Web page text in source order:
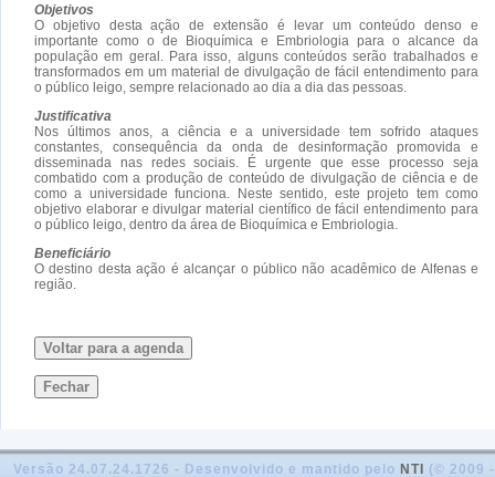
Objetivos
O objetivo desta ação de extensão é levar um conteúdo denso e
importante como o de Bioquímica e Embriologia para o alcance da
população em geral. Para isso, alguns conteúdos serão trabalhados e
transformados em um material de divulgação de fácil entendimento para
o público leigo, sempre relacionado ao dia a dia das pessoas.
Justificativa
Nos últimos anos, a ciência e a universidade tem sofrido ataques
constantes, consequência da onda de desinformação promovida e
disseminada nas redes sociais. É urgente que esse processo seja
combatido com a produção de conteúdo de divulgação de ciência e de
como a universidade funciona. Neste sentido, este projeto tem como
objetivo elaborar e divulgar material científico de fácil entendimento para
o público leigo, dentro da área de Bioquímica e Embriologia.
Beneficiário
O destino desta ação é alcançar o público não acadêmico de Alfenas e
região.
Voltar para a agenda
Fechar
Versão 24.07.24.1726 - Desenvolvido e mantido pelo NTI (© 2009 -